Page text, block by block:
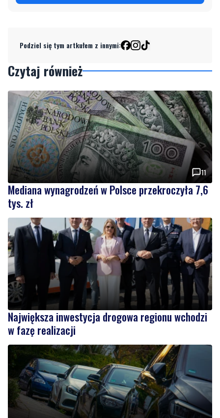
Podziel się tym artkułem z innymi:
Czytaj również
11
Mediana wynagrodzeń w Polsce przekroczyła 7,6
tys. zł
Największa inwestycja drogowa regionu wchodzi
w fazę realizacji